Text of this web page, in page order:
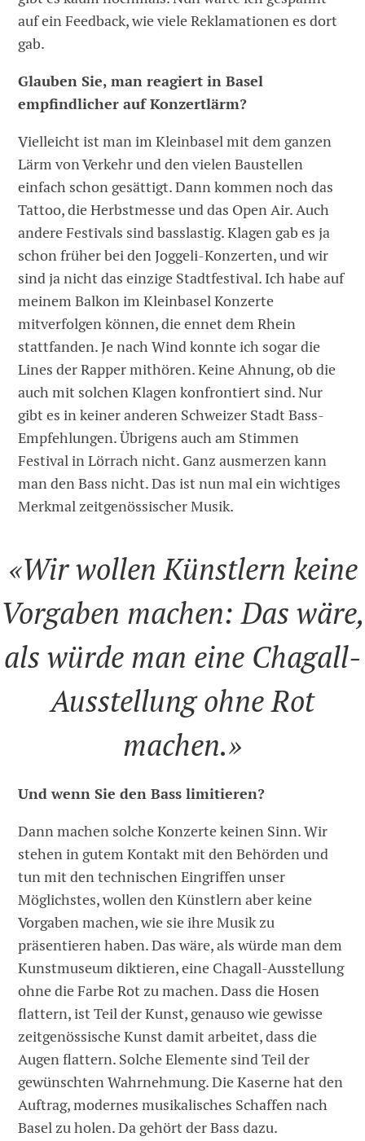
auf ein Feedback, wie viele Reklamationen es dort
gab.
Glauben Sie, man reagiert in Basel
empfindlicher auf Konzertlärm?
Vielleicht ist man im Kleinbasel mit dem ganzen
Lärm von Verkehr und den vielen Baustellen
einfach schon gesättigt. Dann kommen noch das
Tattoo, die Herbstmesse und das Open Air. Auch
andere Festivals sind basslastig. Klagen gab es ja
schon früher bei den Joggeli-Konzerten, und wir
sind ja nicht das einzige Stadtfestival. Ich habe auf
meinem Balkon im Kleinbasel Konzerte
mitverfolgen können, die ennet dem Rhein
stattfanden. Je nach Wind konnte ich sogar die
Lines der Rapper mithören. Keine Ahnung, ob die
auch mit solchen Klagen konfrontiert sind. Nur
gibt es in keiner anderen Schweizer Stadt Bass-
Empfehlungen. Übrigens auch am Stimmen
Festival in Lörrach nicht. Ganz ausmerzen kann
man den Bass nicht. Das ist nun mal ein wichtiges
Merkmal zeitgenössischer Musik.
«Wir wollen Künstlern keine
Vorgaben machen: Das wäre,
als würde man eine Chagall-
Ausstellung ohne Rot
machen.»
Und wenn Sie den Bass limitieren?
Dann machen solche Konzerte keinen Sinn. Wir
stehen in gutem Kontakt mit den Behörden und
tun mit den technischen Eingriffen unser
Möglichstes, wollen den Künstlern aber keine
Vorgaben machen, wie sie ihre Musik zu
präsentieren haben. Das wäre, als würde man dem
Kunstmuseum diktieren, eine Chagall-Ausstellung
ohne die Farbe Rot zu machen. Dass die Hosen
flattern, ist Teil der Kunst, genauso wie gewisse
zeitgenössische Kunst damit arbeitet, dass die
Augen flattern. Solche Elemente sind Teil der
gewünschten Wahrnehmung. Die Kaserne hat den
Auftrag, modernes musikalisches Schaffen nach
Basel zu holen. Da gehört der Bass dazu.